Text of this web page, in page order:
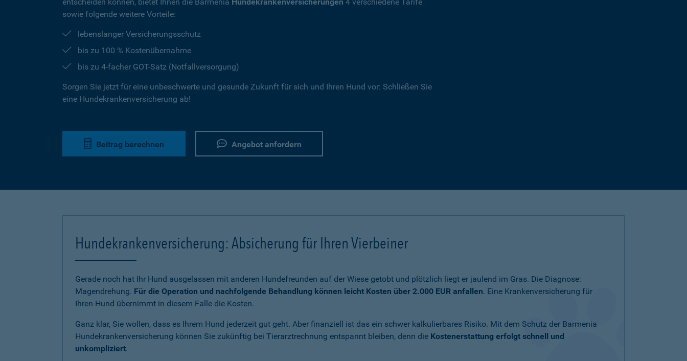
sowie folgende weitere Vorteile:
lebenslanger Versicherungsschutz
bis zu 100 % Kostenübernahme
bis zu 4-facher GOT-Satz (Notfallversorgung)
Sorgen Sie jetzt für eine unbeschwerte und gesunde Zukunft für sich und Ihren Hund vor: Schließen Sie
eine Hundekrankenversicherung ab!
Beitrag berechnen Angebot anfordern
Hundekrankenversicherung: Absicherung für Ihren Vierbeiner
Gerade noch hat Ihr Hund ausgelassen mit anderen Hundefreunden auf der Wiese getobt und plötzlich liegt er jaulend im Gras. Die Diagnose:
Magendrehung. Für die Operation und nachfolgende Behandlung können leicht Kosten über 2.000 EUR anfallen. Eine Krankenversicherung für
Ihren Hund übernimmt in diesem Falle die Kosten.
Ganz klar, Sie wollen, dass es Ihrem Hund jederzeit gut geht. Aber finanziell ist das ein schwer kalkulierbares Risiko. Mit dem Schutz der Barmenia
Hundekrankenversicherung können Sie zukünftig bei Tierarztrechnung entspannt bleiben, denn die Kostenerstattung erfolgt schnell und
unkompliziert.